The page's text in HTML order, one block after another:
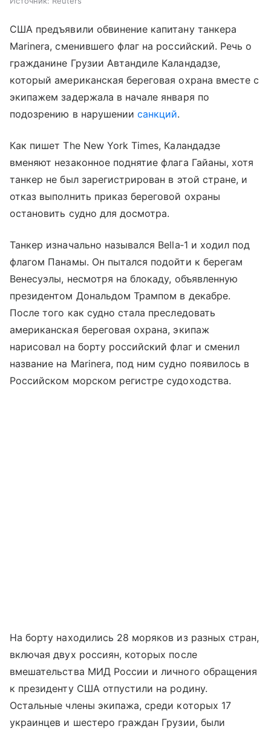
США предъявили обвинение капитану танкера
Marinerа, сменившего флаг на российский. Речь о
гражданине Грузии Автандиле Каландадзе,
который американская береговая охрана вместе с
экипажем задержала в начале января по
подозрению в нарушениисанкций.
Как пишет The New York Times, Каландадзе
вменяют незаконное поднятие флага Гайаны, хотя
танкер не был зарегистрирован в этой стране, и
отказ выполнить приказ береговой охраны
остановить судно для досмотра.
Танкер изначально назывался Bella‑1 и ходил под
флагом Панамы. Он пытался подойти к берегам
Венесуэлы, несмотря на блокаду, объявленную
президентом Дональдом Трампом в декабре.
После того как судно стала преследовать
американская береговая охрана, экипаж
нарисовал на борту российский флаг и сменил
название на Marinera, под ним судно появилось в
Российском морском регистре судоходства.
На борту находились 28 моряков из разных стран,
включая двух россиян, которых после
вмешательства МИД России и личного обращения
к президенту США отпустили на родину.
Остальные члены экипажа, среди которых 17
украинцев и шестеро граждан Грузии, были